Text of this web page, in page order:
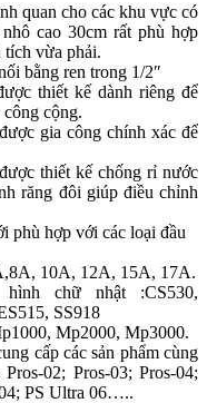
quan cho các khu vực có
cao 30cm rất phù hợp
vừa phải.
bằng ren trong 1/2″
thiết kế dành riêng để
cộng.
gia công chính xác để
thiết kế chống rỉ nước
răng đôi giúp điều chỉnh
phù hợp với các loại đầu
10A, 12A, 15A, 17A.
chữ nhật :CS530,
SS918
Mp2000, Mp3000.
cấp các sản phẩm cùng
02; Pros-03; Pros-04;
PS Ultra 06…..